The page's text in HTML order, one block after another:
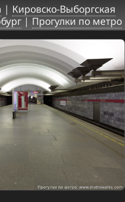
| Кировско-Выборгская
|Прогулки по метро